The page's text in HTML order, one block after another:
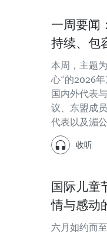
一周要闻
持续、包
本周，主题
心”的2026
国内外代表
议、东盟成
代表以及湄
收听
国际儿童
情与感动
六月如约而